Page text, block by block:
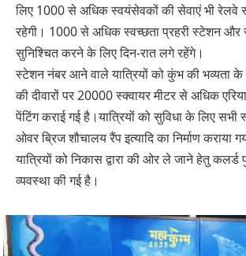
लिए 1000 से अधिक स्वयंसेवकों की सेवाएं भी रेलवे
रहेगी। 1000 से अधिक स्वच्छता प्रहरी स्टेशन और
सुनिश्चित करने के लिए दिन-रात लगे रहेंगे।
स्टेशन नंबर आने वाले यात्रियों को कुंभ की भव्यता
की दीवारों पर 20000 स्क्वायर मीटर से अधिक
पेंटिंग कराई गई है।यात्रियों को सुविधा के लिए
ओवर ब्रिज शौचालय रैंप इत्यादि का निर्माण कराया
यात्रियों को निकास द्वारा की ओर ले जाने हेतु कलर्ड
व्यवस्था की गई है।